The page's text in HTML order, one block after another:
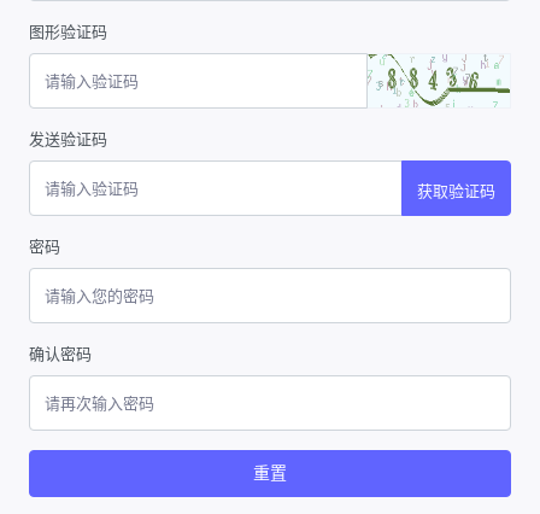
图形验证码
发送验证码
获取验证码
密码
确认密码
重置